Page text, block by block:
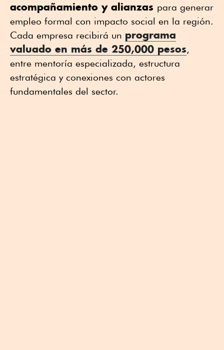
acompañamiento y alianzas para generar
empleo formal con impacto social en la región.
Cada empresa recibirá un programa
valuado en más de 250,000 pesos,
entre mentoría especializada, estructura
estratégica y conexiones con actores
fundamentales del sector.